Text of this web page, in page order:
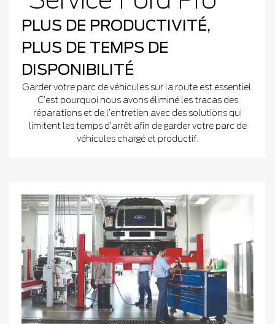
PLUS DE PRODUCTIVITÉ,
PLUS DE TEMPS DE
DISPONIBILITÉ
Garder votre parc de véhicules sur la route est essentiel.
C’est pourquoi nous avons éliminé les tracas des
réparations et de l’entretien avec des solutions qui
limitent les temps d’arrêt afin de garder votre parc de
véhicules chargé et productif.